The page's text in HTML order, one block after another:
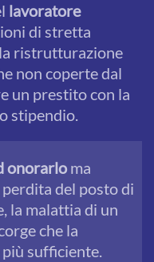
lavoratore
di stretta
ristrutturazione
non coperte dal
un prestito con la
stipendio.
onorarlo ma
del posto di
la malattia di un
che la
sufficiente.